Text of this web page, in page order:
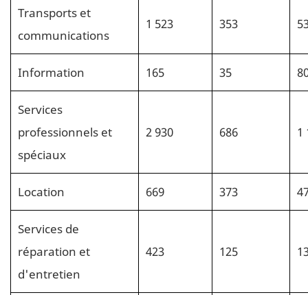
Transports et
communications
1 523 353
Information 165 35
Services
professionnels et
spéciaux
2 930 686 1
Location 669 373
Services de
réparation et
d'entretien
423 125